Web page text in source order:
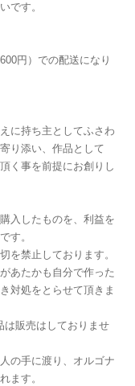
です。
円）での配送になり
に持ち主としてふさわ
り添い、作品として
く事を前提にお創りし
入したものを、利益を
す。
を禁止しております。
あたかも自分で作った
対処をとらせて頂きま
は販売はしておりませ
の手に渡り、オルゴナ
ます。